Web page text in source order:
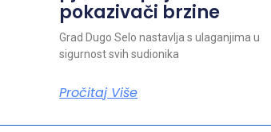
pokazivači brzine
Grad Dugo Selo nastavlja s ulaganjima u
sigurnost svih sudionika
Pročitaj Više